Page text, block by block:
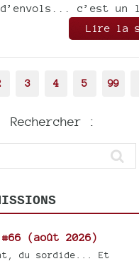
c’est un
Lire la
3 4 5 99
Rechercher :
#66 (août 2026)
du sordide... Et